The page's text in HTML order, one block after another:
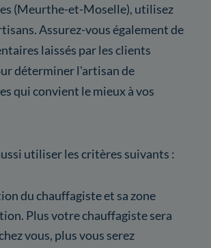
(Meurthe-et-Moselle), utilisez
Assurez-vous également de
laissés par les clients
déterminer l'artisan de
qui convient le mieux à vos
utiliser les critères suivants :
du chauffagiste et sa zone
Plus votre chauffagiste sera
vous, plus vous serez